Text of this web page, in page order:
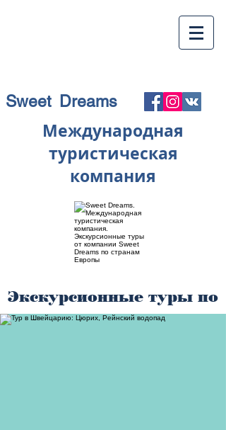
Sweet Dreams
Международная
туристическая
компания
Экскурсионные туры по
странам Европы